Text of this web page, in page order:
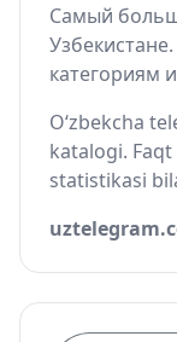
Самый
категориям
O‘zbekcha
katalogi.
statistikasi